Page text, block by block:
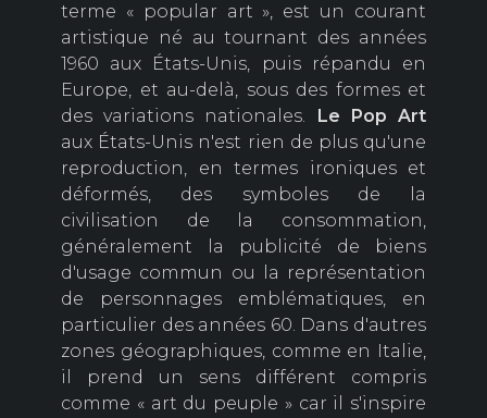
terme « popular art », est un courant
artistique né au tournant des années
1960 aux États-Unis, puis répandu en
Europe, et au-delà, sous des formes et
des variations nationales.
Le Pop Art
aux États-Unis n'est rien de plus qu'une
reproduction, en termes ironiques et
déformés, des symboles de la
civilisation de la consommation,
généralement la publicité de biens
d'usage commun ou la représentation
de personnages emblématiques, en
particulier des années 60. Dans d'autres
zones géographiques, comme en Italie,
il prend un sens différent compris
comme « art du peuple » car il s'inspire